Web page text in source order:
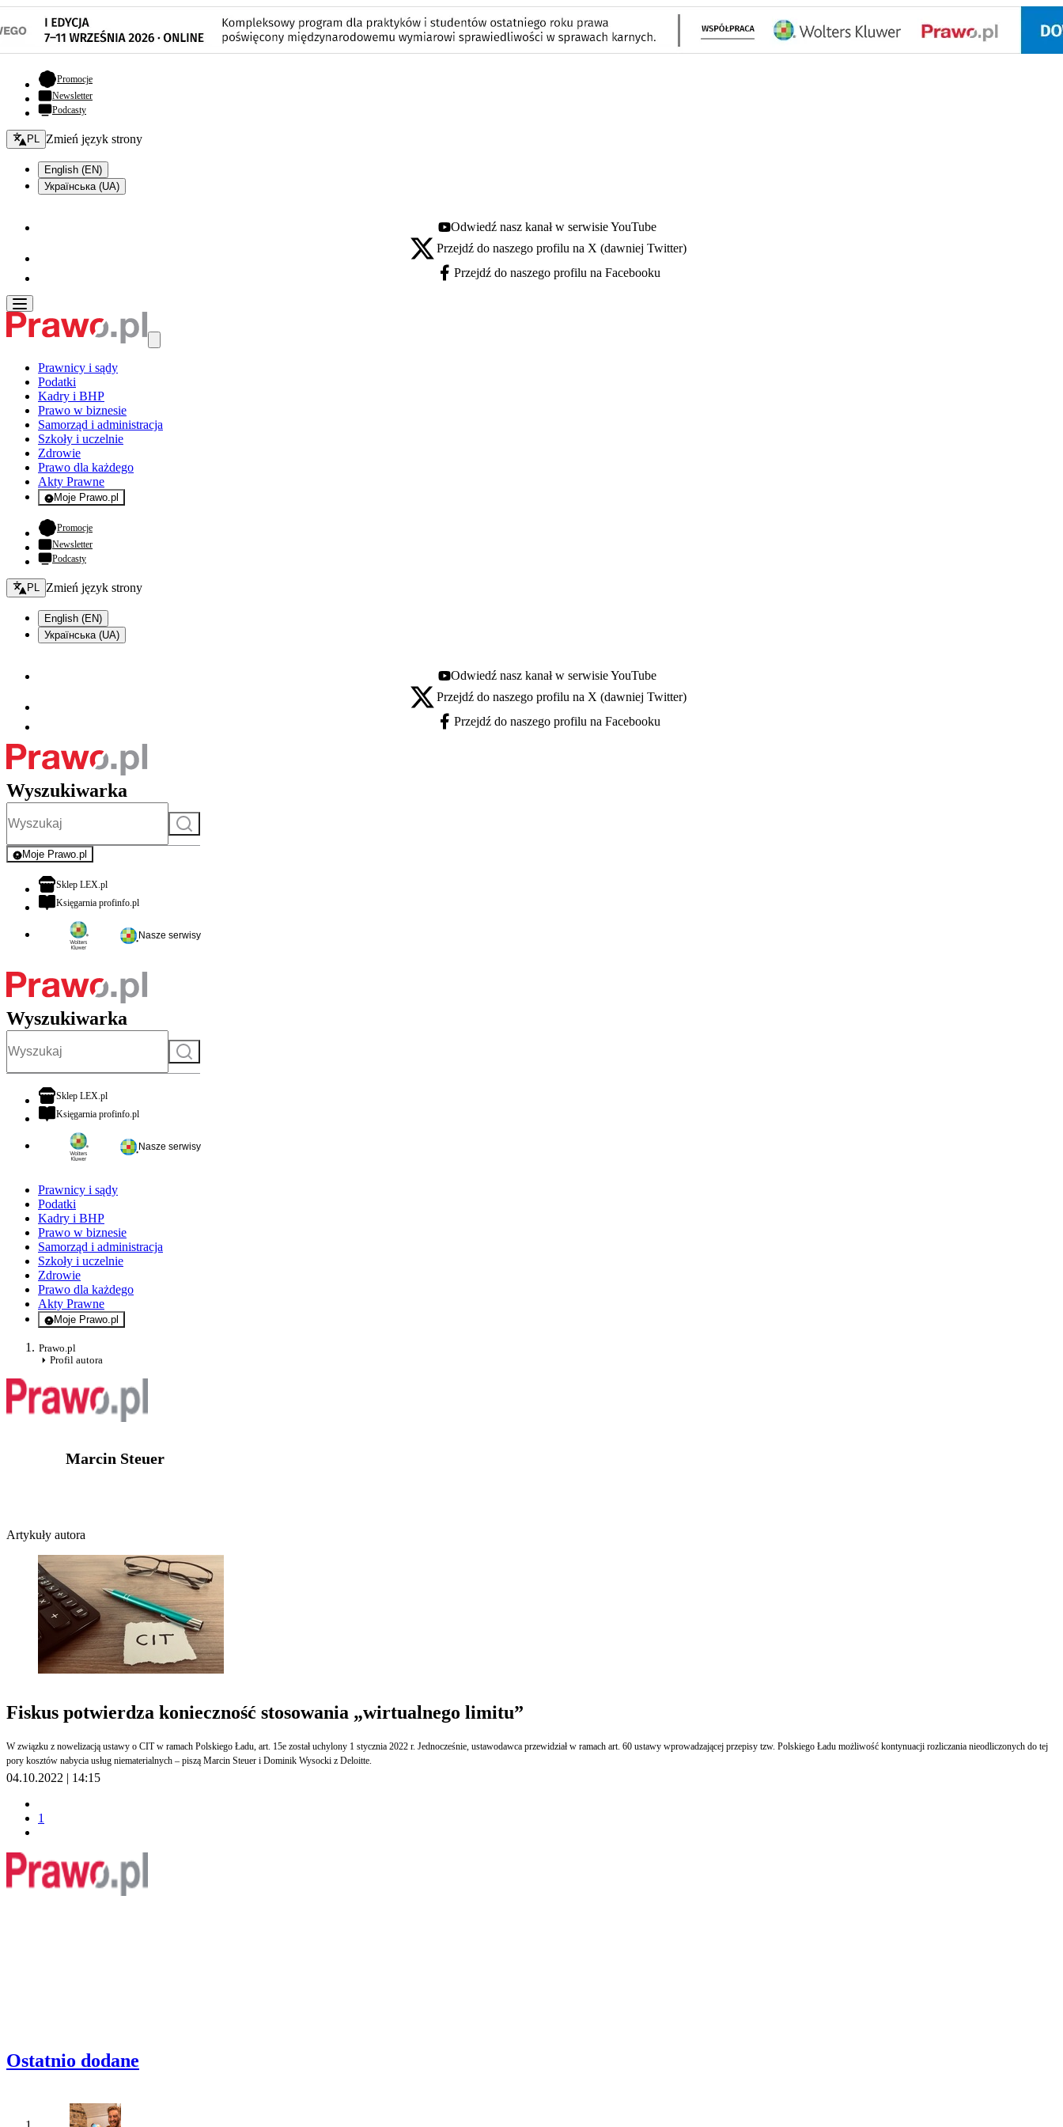
Promocje- otwiera się w nowej karcie
Newsletter
Podcasty
Zmień język - bieżący:
PL Zmień język strony
English (EN)
Українська (UA)
Youtube - otwiera się w nowej karcie
Odwiedź nasz kanał w serwisie YouTube
X - otwiera się w nowej karcie
Przejdź do naszego profilu na X (dawniej Twitter)
Facebook - otwiera się w nowej karcie
Przejdź do naszego profilu na Facebooku
Prawnicy i sądy
Podatki
Kadry i BHP
Prawo w biznesie
Samorząd i administracja
Szkoły i uczelnie
Zdrowie
Prawo dla każdego
Akty Prawne
Moje Prawo.pl
- rejestracja i logowanie do serwisu
Promocje- otwiera się w nowej karcie
Newsletter
Podcasty
Zmień język - bieżący:
PL Zmień język strony
English (EN)
Українська (UA)
Youtube - otwiera się w nowej karcie
Odwiedź nasz kanał w serwisie YouTube
X - otwiera się w nowej karcie
Przejdź do naszego profilu na X (dawniej Twitter)
Facebook - otwiera się w nowej karcie
Przejdź do naszego profilu na Facebooku
Wyszukiwarka
Szukaj
Moje Prawo.pl
- rejestracja i logowanie do serwisu
Sklep LEX.plotwiera się w nowej karcie
Księgarnia profinfo.plotwiera się w nowej karcie
Nasze serwisy
Wyszukiwarka
Szukaj
Sklep LEX.plotwiera się w nowej karcie
Księgarnia profinfo.plotwiera się w nowej karcie
Nasze serwisy
Prawnicy i sądy
Podatki
Kadry i BHP
Prawo w biznesie
Samorząd i administracja
Szkoły i uczelnie
Zdrowie
Prawo dla każdego
Akty Prawne
Moje Prawo.pl
- rejestracja i logowanie do serwisu
Prawo.pl
Profil autora
Marcin Steuer
Artykuły autora
Fiskus potwierdza konieczność stosowania „wirtualnego limitu”
W związku z nowelizacją ustawy o CIT w ramach Polskiego Ładu, art. 15e został uchylony 1 stycznia 2022 r. Jednocześnie, ustawodawca przewidział w ramach art. 60 ustawy wprowadzającej przepisy tzw. Polskiego Ładu możliwość kontynuacji rozliczania nieodliczonych do tej
pory kosztów nabycia usług niematerialnych – piszą Marcin Steuer i Dominik Wysocki z Deloitte.
04.10.2022 | 14:15
1
Ostatnio dodane